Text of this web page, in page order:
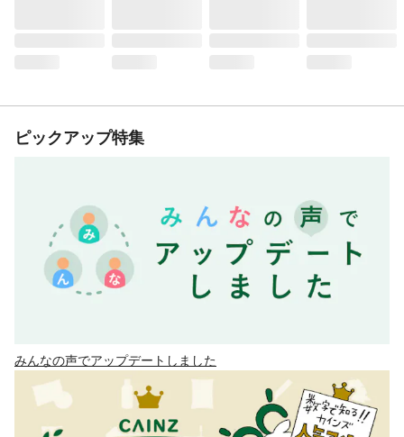
ピックアップ特集
みんなの声でアップデートしました